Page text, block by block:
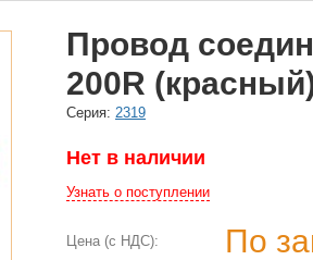
Провод
200R
Cерия: 2319
Нет в наличии
Узнать о поступлении
Цена (с НДС): По